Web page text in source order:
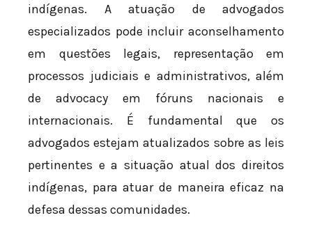
indígenas. A atuação de advogados
especializados pode incluir aconselhamento
em questões legais, representação em
processos judiciais e administrativos, além
de advocacy em fóruns nacionais e
internacionais. É fundamental que os
advogados estejam atualizados sobre as leis
pertinentes e a situação atual dos direitos
indígenas, para atuar de maneira eficaz na
defesa dessas comunidades.